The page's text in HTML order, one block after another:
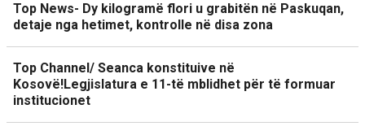
Top News- Dy kilogramë flori u grabitën në Paskuqan,
detaje nga hetimet, kontrolle në disa zona
Top Channel/ Seanca konstituive në
Kosovë!Legjislatura e 11-të mblidhet për të formuar
institucionet